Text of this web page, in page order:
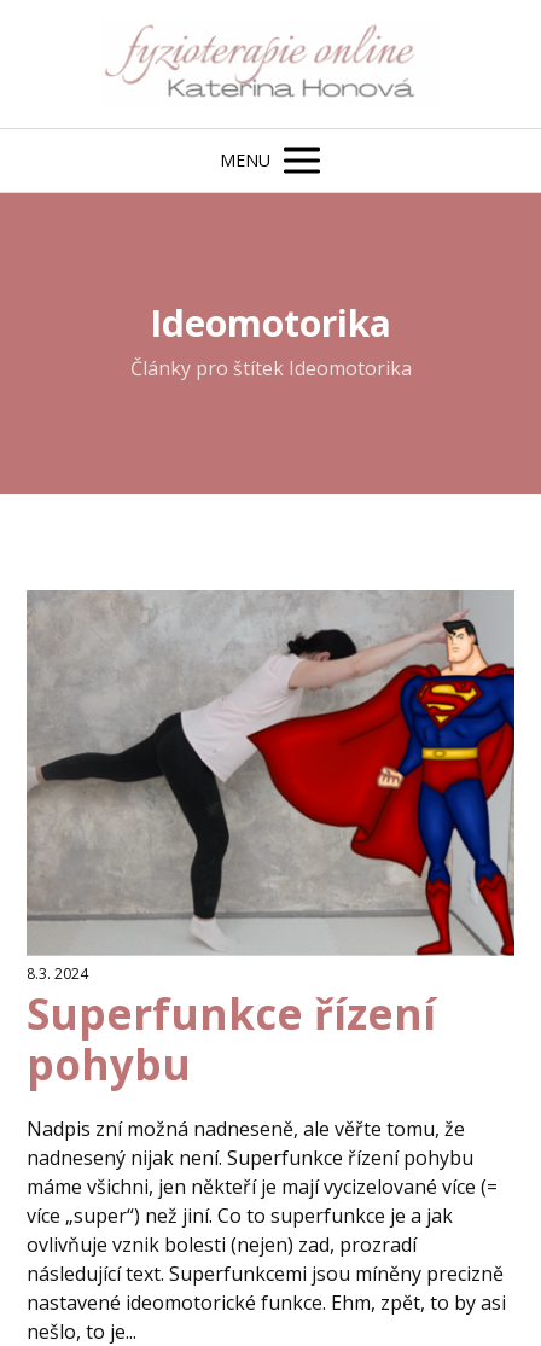
MENU
Ideomotorika
Články pro štítek Ideomotorika
8.3. 2024
Superfunkce řízení
pohybu
Nadpis zní možná nadneseně, ale věřte tomu, že
nadnesený nijak není. Superfunkce řízení pohybu
máme všichni, jen někteří je mají vycizelované více (=
více „super“) než jiní. Co to superfunkce je a jak
ovlivňuje vznik bolesti (nejen) zad, prozradí
následující text. Superfunkcemi jsou míněny precizně
nastavené ideomotorické funkce. Ehm, zpět, to by asi
nešlo, to je...